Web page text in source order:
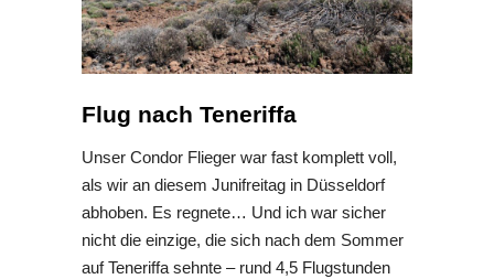
Flug nach Teneriffa
Unser Condor Flieger war fast komplett voll,
als wir an diesem Junifreitag in Düsseldorf
abhoben. Es regnete… Und ich war sicher
nicht die einzige, die sich nach dem Sommer
auf Teneriffa sehnte – rund 4,5 Flugstunden